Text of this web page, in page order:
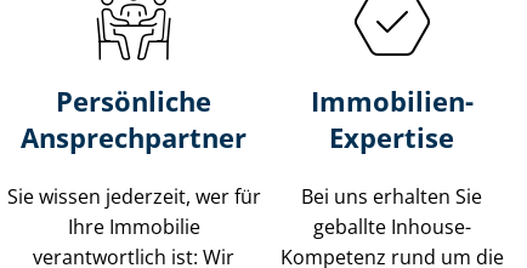
Persönliche
Ansprechpartner
Sie wissen jederzeit, wer für
Ihre Immobilie
verantwortlich ist: Wir
Immobilien-
Expertise
Bei uns erhalten Sie
geballte Inhouse-
Kompetenz rund um die